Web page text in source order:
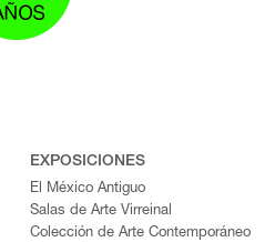
EXPOSICIONES
El México Antiguo
Salas de Arte Virreinal
Colección de Arte Contemporáneo